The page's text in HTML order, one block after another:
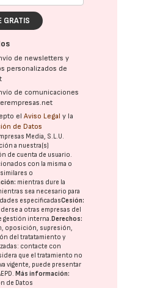
GRATIS
de newsletters y
personalizados de
de comunicaciones
elAviso Legal y la
de Datos
Media, S.L.U.
a nuestra(s)
de cuenta de usuario.
con la misma o
o
mientras dure la
sea necesario para
especificadasCesión:
a otras empresas del
gestión interna. Derechos:
oposición, supresión,
del tratatamiento y
contacte con
que el tratamiento no
vigente, puede presentar
. Más información:
de Datos